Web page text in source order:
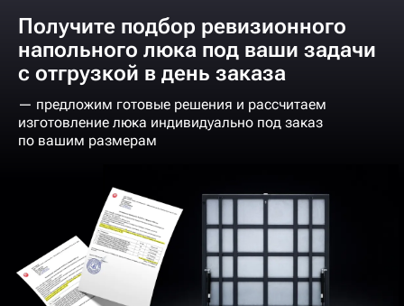
Получите подбор ревизионного
напольного люка под ваши задачи
с отгрузкой в день заказа
— предложим готовые решения и рассчитаем
изготовление люка индивидуально под заказ
по вашим размерам